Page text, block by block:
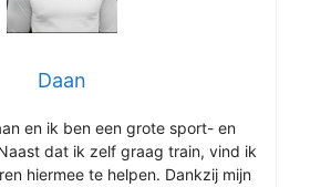
Daan
en ik ben een grote sport- en
dat ik zelf graag train, vind ik
hiermee te helpen. Dankzij mijn